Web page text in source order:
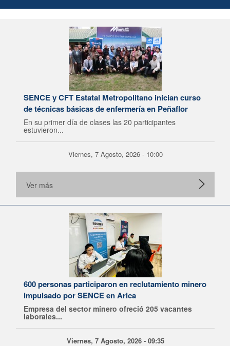
SENCE y CFT Estatal Metropolitano inician curso
de técnicas básicas de enfermería en Peñaflor
En su primer día de clases las 20 participantes
estuvieron...
Viernes, 7 Agosto, 2026 - 10:00
Ver más
600 personas participaron en reclutamiento minero
impulsado por SENCE en Arica
Empresa del sector minero ofreció 205 vacantes
laborales...
Viernes, 7 Agosto, 2026 - 09:35